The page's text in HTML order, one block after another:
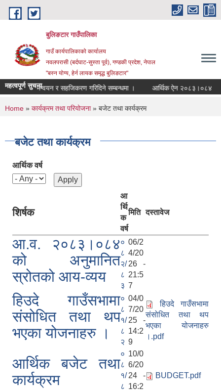
Skip to main content
बुलिङटार गाउँपालिका
गाउँ कार्यपालिकाको कार्यालय
नवलपरासी (बर्दघाट-सुस्ता पूर्व), गण्डकी प्रदेश, नेपाल
"बस्न योग्य, हेर्न लायक समृद्ध बुलिङटार"
महत्वपूर्ण सुचना
समन्वयन र सहजिकरण गरिदिने सम्बन्धमा । आर्थिक ऐन २०८३।०८४
You are here
Home » कार्यक्रम तथा परियोजना» बजेट तथा कार्यक्रम
बजेट तथा कार्यक्रम
आर्थिक वर्ष
शिर्षक
आ
र्थि
क
वर्ष
मिति दस्तावेज
आ.व. २०८३।०८४
को अनुमानित
स्रोतको आय-व्यय
०
८
२/
८
३
06/2
4/20
26 -
21:5
7
हिउदे गाउँसभामा
संसोधित तथा थप
भएका योजनाहरु ।
०
८
१/
८
२
04/0
7/20
25 -
14:2
9
हिउदे गाउँसभामा
संसोधित तथा थप
भएका योजनाहरु
।.pdf
आर्थिक बजेट तथा
कार्यक्रम
०
८
१/
८
10/0
6/20
24 -
16:2
BUDGET.pdf